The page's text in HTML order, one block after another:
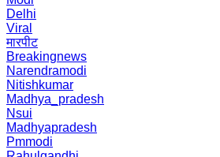
Delhi
Viral
मारपीट
Breakingnews
Narendramodi
Nitishkumar
Madhya_pradesh
Nsui
Madhyapradesh
Pmmodi